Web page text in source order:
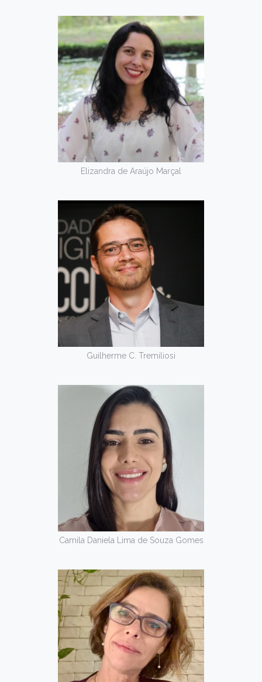
Elizandra de Araújo Marçal
Guilherme C. Tremiliosi
Camila Daniela Lima de Souza Gomes